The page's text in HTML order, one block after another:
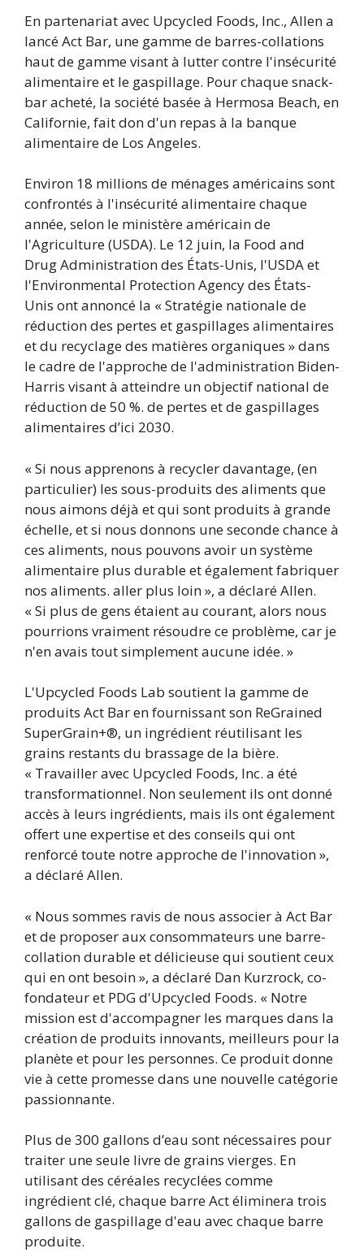
En partenariat avec Upcycled Foods, Inc., Allen a
lancé Act Bar, une gamme de barres-collations
haut de gamme visant à lutter contre l'insécurité
alimentaire et le gaspillage. Pour chaque snack-
bar acheté, la société basée à Hermosa Beach, en
Californie, fait don d'un repas à la banque
alimentaire de Los Angeles.
Environ 18 millions de ménages américains sont
confrontés à l'insécurité alimentaire chaque
année, selon le ministère américain de
l'Agriculture (USDA). Le 12 juin, la Food and
Drug Administration des États-Unis, l'USDA et
l'Environmental Protection Agency des États-
Unis ont annoncé la « Stratégie nationale de
réduction des pertes et gaspillages alimentaires
et du recyclage des matières organiques » dans
le cadre de l'approche de l'administration Biden-
Harris visant à atteindre un objectif national de
réduction de 50 %. de pertes et de gaspillages
alimentaires d’ici 2030.
« Si nous apprenons à recycler davantage, (en
particulier) les sous-produits des aliments que
nous aimons déjà et qui sont produits à grande
échelle, et si nous donnons une seconde chance à
ces aliments, nous pouvons avoir un système
alimentaire plus durable et également fabriquer
nos aliments. aller plus loin », a déclaré Allen.
« Si plus de gens étaient au courant, alors nous
pourrions vraiment résoudre ce problème, car je
n'en avais tout simplement aucune idée. »
L'Upcycled Foods Lab soutient la gamme de
produits Act Bar en fournissant son ReGrained
SuperGrain+®, un ingrédient réutilisant les
grains restants du brassage de la bière.
« Travailler avec Upcycled Foods, Inc. a été
transformationnel. Non seulement ils ont donné
accès à leurs ingrédients, mais ils ont également
offert une expertise et des conseils qui ont
renforcé toute notre approche de l'innovation »,
a déclaré Allen.
« Nous sommes ravis de nous associer à Act Bar
et de proposer aux consommateurs une barre-
collation durable et délicieuse qui soutient ceux
qui en ont besoin », a déclaré Dan Kurzrock, co-
fondateur et PDG d'Upcycled Foods. « Notre
mission est d'accompagner les marques dans la
création de produits innovants, meilleurs pour la
planète et pour les personnes. Ce produit donne
vie à cette promesse dans une nouvelle catégorie
passionnante.
Plus de 300 gallons d’eau sont nécessaires pour
traiter une seule livre de grains vierges. En
utilisant des céréales recyclées comme
ingrédient clé, chaque barre Act éliminera trois
gallons de gaspillage d'eau avec chaque barre
produite.